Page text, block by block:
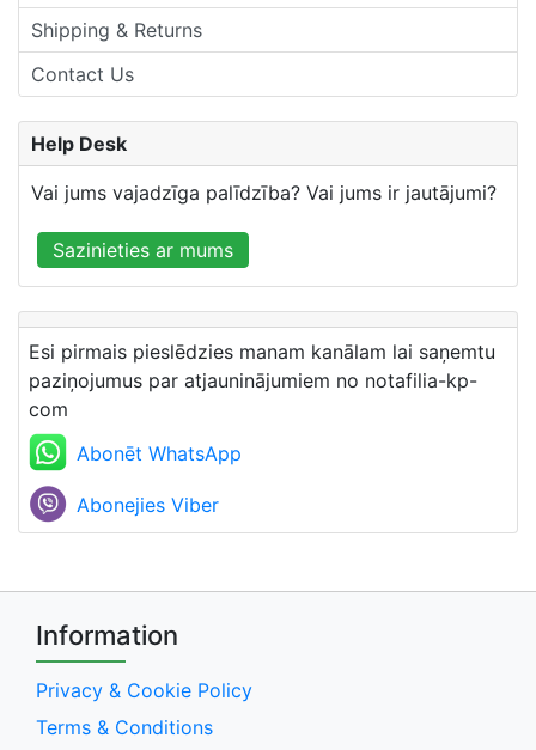
Shipping & Returns
Contact Us
Help Desk
Vai jums vajadzīga palīdzība? Vai jums ir jautājumi?
Sazinieties ar mums
Esi pirmais pieslēdzies manam kanālam lai saņemtu
paziņojumus par atjauninājumiem no notafilia-kp-
com
Abonēt WhatsApp
Abonejies Viber
Information
Privacy & Cookie Policy
Terms & Conditions